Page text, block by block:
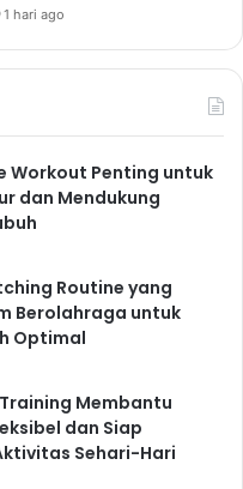
Kunci
Konsistensi
olahraga.
meningkatkan
lebih menyenangkan.
keluarga untuk
untuk kesehatan fisik
1 hari ago
Workout Penting untuk
dan Mendukung
Routine yang
Berolahraga untuk
Optimal
Membantu
dan Siap
Sehari-Hari